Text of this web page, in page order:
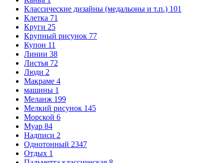
Классические дизайны (медальоны и т.п.) 101
Клетка 71
Круги 25
Крупный рисунок 77
Купон 11
Линии 38
Листья 72
Люди 2
Макраме 4
машины 1
Меланж 199
Мелкий рисунок 145
Морской 6
Муар 84
Надписи 2
Однотонный 2347
Отдых 1